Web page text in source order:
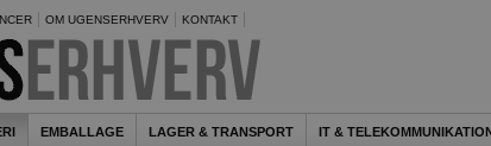
OM UGENSERHVERV KONTAKT
EMBALLAGE LAGER & TRANSPORT IT &